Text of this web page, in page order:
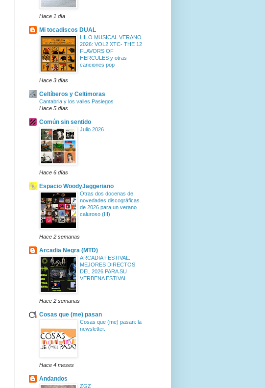
Hace 1 día
Mi tocadiscos DUAL
HILO MUSICAL VERANO
2026: VOL2 XTC- THE 12
FLAVORS OF
HERCULES y otras
canciones pop
Hace 3 días
Celtíberos y Celtimoras
Cantabria y los valles Pasiegos
Hace 5 días
Común sin sentido
Julio 2026
Hace 6 días
Espacio WoodyJaggeriano
Otras dos docenas de
novedades discográficas
de 2026 para un verano
caluroso (III)
Hace 2 semanas
Arcadia Negra (MTD)
ARCADIA FESTIVAL:
MEJORES DIRECTOS
DEL 2026 PARA SU
VERBENA ESTIVAL
Hace 2 semanas
Cosas que (me) pasan
Cosas que (me) pasan: la
newsletter.
Hace 4 meses
Andandos
ZGZ